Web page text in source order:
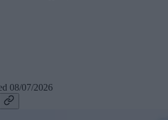
08/07/2026